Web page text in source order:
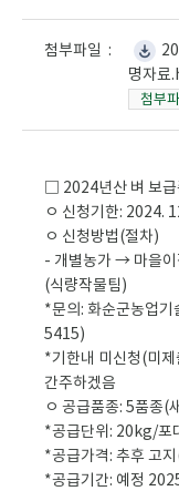
첨부파일 :
명자
첨부
□ 2024년산 벼 보급
ㅇ 신청기한: 2024.
ㅇ 신청방법(절차)
- 개별농가 → 마을
(식량작물팀)
*문의: 화순군농업
5415)
*기한내 미신청(미
간주하겠음
ㅇ 공급품종: 5품종(
*공급단위: 20kg/포
*공급가격: 추후 고
*공급기간: 예정